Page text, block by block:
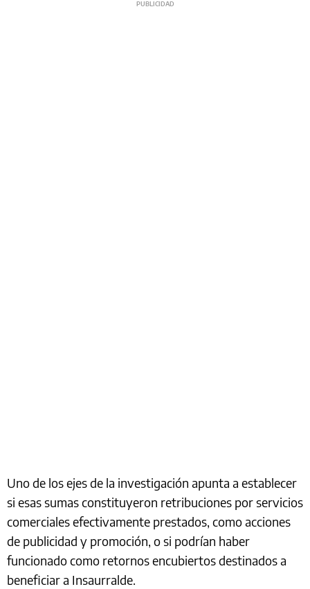
Uno de los ejes de la investigación apunta a establecer
si esas sumas constituyeron retribuciones por servicios
comerciales efectivamente prestados, como acciones
de publicidad y promoción, o si podrían haber
funcionado como retornos encubiertos destinados a
beneficiar a Insaurralde.